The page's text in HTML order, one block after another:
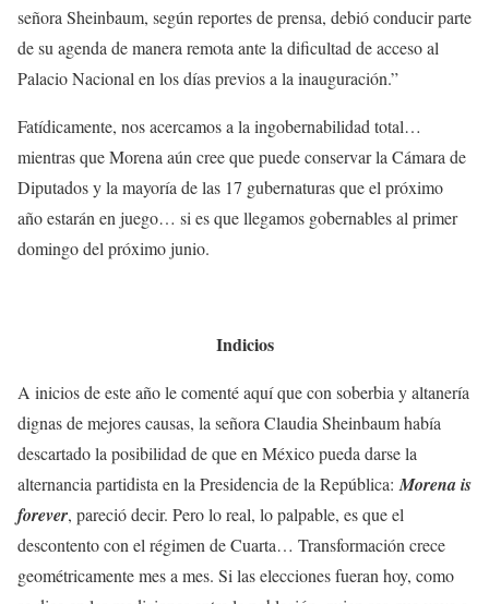
señora Sheinbaum, según reportes de prensa, debió conducir parte
de su agenda de manera remota ante la dificultad de acceso al
Palacio Nacional en los días previos a la inauguración.”
Fatídicamente, nos acercamos a la ingobernabilidad total…
mientras que Morena aún cree que puede conservar la Cámara de
Diputados y la mayoría de las 17 gubernaturas que el próximo
año estarán en juego… si es que llegamos gobernables al primer
domingo del próximo junio.
Indicios
A inicios de este año le comenté aquí que con soberbia y altanería
dignas de mejores causas, la señora Claudia Sheinbaum había
descartado la posibilidad de que en México pueda darse la
alternancia partidista en la Presidencia de la República: Morena is
forever, pareció decir. Pero lo real, lo palpable, es que el
descontento con el régimen de Cuarta… Transformación crece
geométricamente mes a mes. Si las elecciones fueran hoy, como